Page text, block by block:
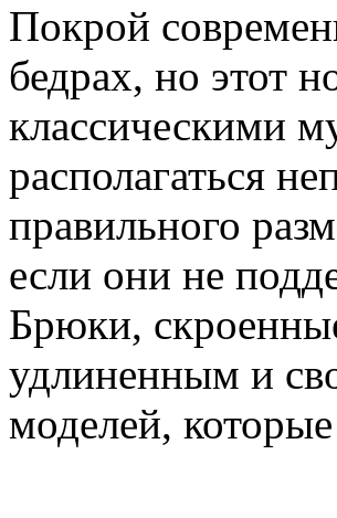
Покрой
бедрах, но этот
классическими
располагаться
правильного
если они не
Брюки,
удлиненным и
моделей,